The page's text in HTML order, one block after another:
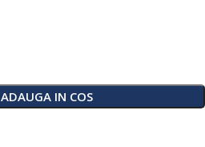
ADAUGA IN COS